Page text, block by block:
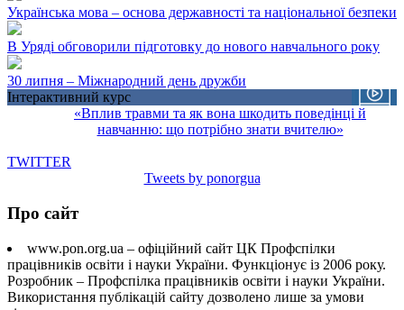
Українська мова – основа державності та національної безпеки
В Уряді обговорили підготовку до нового навчального року
30 липня – Міжнародний день дружби
Інтерактивний курс
«Вплив травми та як вона шкодить поведінці й
навчанню: що потрібно знати вчителю»
TWITTER
Tweets by ponorgua
Про сайт
www.pon.org.ua – офіційний сайт ЦК Профспілки
працівників освіти і науки України. Функціонує із 2006 року.
Розробник – Профспілка працівників освіти і науки України.
Використання публікацій сайту дозволено лише за умови